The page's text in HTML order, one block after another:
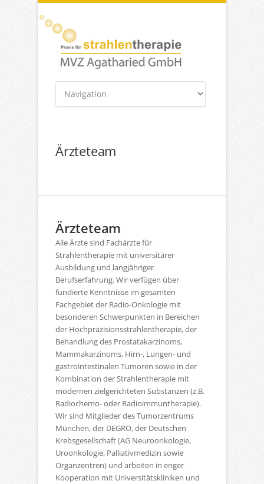
Ärzteteam
Ärzteteam
Alle Ärzte sind Fachärzte für
Strahlentherapie mit universitärer
Ausbildung und langjähriger
Berufserfahrung. Wir verfügen über
fundierte Kenntnisse im gesamten
Fachgebiet der Radio-Onkologie mit
besonderen Schwerpunkten in Bereichen
der Hochpräzisionsstrahlentherapie, der
Behandlung des Prostatakarzinoms,
Mammakarzinoms, Hirn-, Lungen- und
gastrointestinalen Tumoren sowie in der
Kombination der Strahlentherapie mit
modernen zielgerichteten Substanzen (z.B.
Radiochemo- oder Radioimmuntherapie).
Wir sind Mitglieder des Tumorzentrums
München, der DEGRO, der Deutschen
Krebsgesellschaft (AG Neuroonkologie,
Uroonkologie, Palliativmedizin sowie
Organzentren) und arbeiten in enger
Kooperation mit Universitätskliniken und